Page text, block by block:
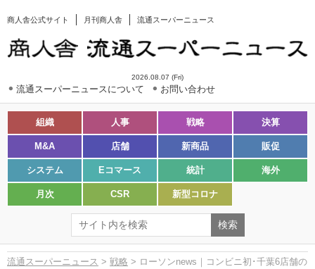
商人舎公式サイト 月刊商人舎 流通スーパーニュース
2026.08.07 (Fri)
流通スーパーニュースについて お問い合わせ
組織 人事 戦略 決算
M&A 店舗 新商品 販促
システム Eコマース 統計 海外
月次 CSR 新型コロナ
流通スーパーニュース > 戦略 > ローソンnews｜コンビニ初･千葉6店舗の